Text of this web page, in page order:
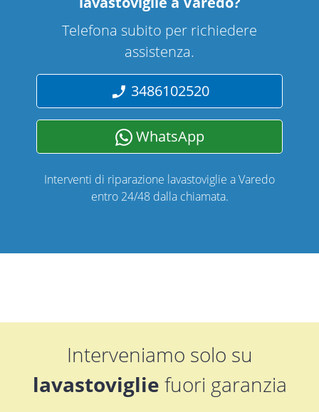
Telefona subito per richiedere
assistenza.
3486102520
WhatsApp
Interventi di riparazione lavastoviglie a Varedo
entro 24/48 dalla chiamata.
Interveniamo solo su
lavastoviglie fuori garanzia